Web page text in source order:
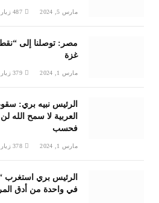
مارس 5, 2024 487
مصر: توصلنا إلى
غزة
مارس 1, 2024 379
الرئيس نبيه بري:
العربية لا سمح
فحسب
مارس 1, 2024 378
الرئيس بري استغرب
في واحدة من أدق